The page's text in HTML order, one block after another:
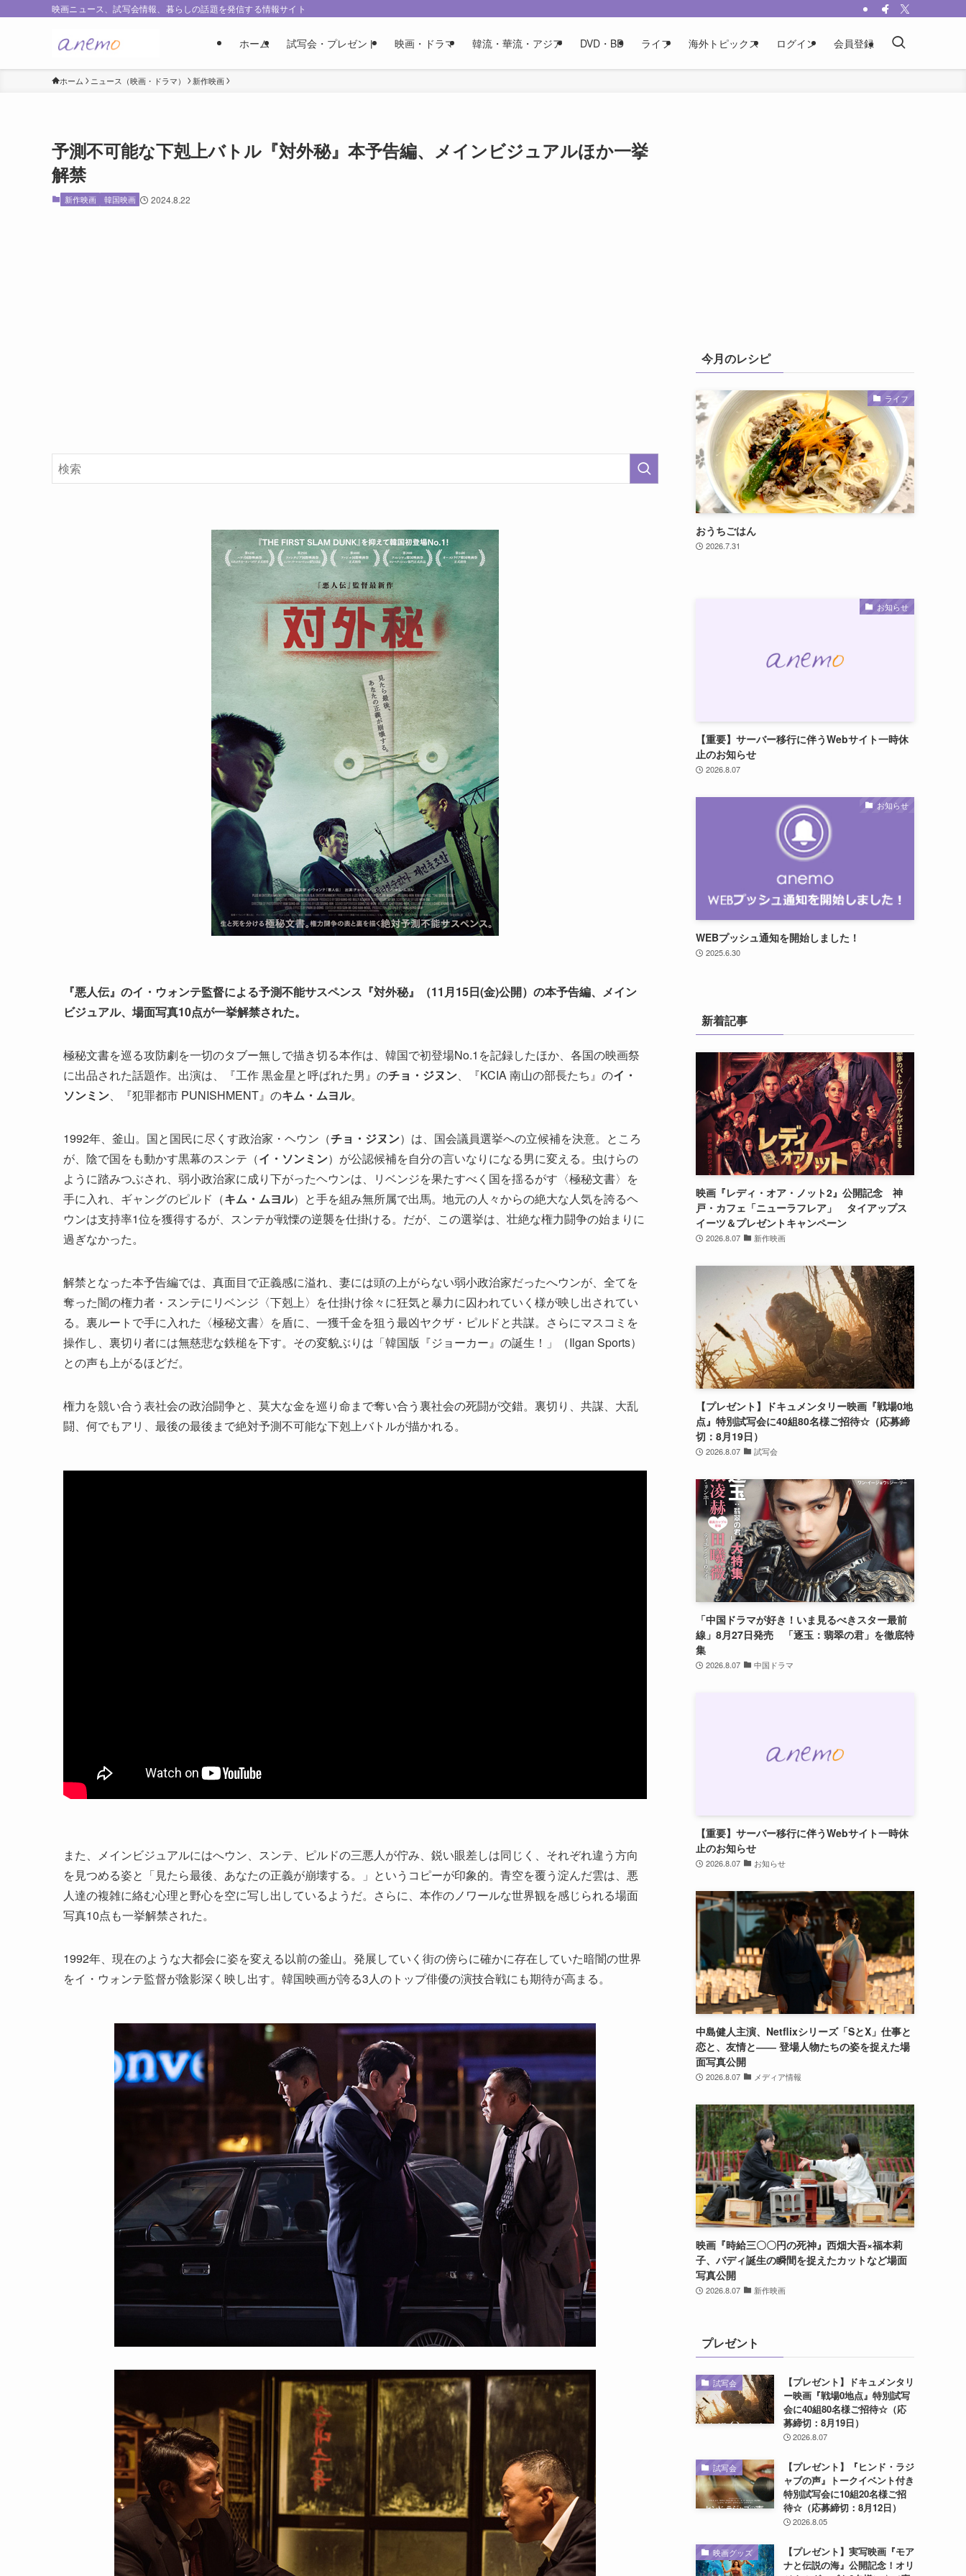
映画ニュース、試写会情報、暮らしの話題を発信する情報サイト
ホーム 試写会・プレゼント 映画・ドラマ 韓流・華流・アジア DVD・BD ライフ 海外トピックス ログイン 会員登録
ホーム ニュース（映画・ドラマ） 新作映画
予測不可能な下剋上バトル『対外秘』本予告編、メインビジュアルほか一挙
解禁
新作映画 韓国映画 2024.8.22
『悪人伝』のイ・ウォンテ監督による予測不能サスペンス『対外秘』（11月15日(金)公開）の本予告編、メイン
ビジュアル、場面写真10点が一挙解禁された。
極秘文書を巡る攻防劇を一切のタブー無しで描き切る本作は、韓国で初登場No.1を記録したほか、各国の映画祭
に出品された話題作。出演は、『工作 黒金星と呼ばれた男』のチョ・ジヌン、『KCIA 南山の部長たち』のイ・
ソンミン、『犯罪都市 PUNISHMENT』のキム・ムヨル。
1992年、釜山。国と国民に尽くす政治家・ヘウン（チョ・ジヌン）は、国会議員選挙への立候補を決意。ところ
が、陰で国をも動かす黒幕のスンテ（イ・ソンミン）が公認候補を自分の言いなりになる男に変える。虫けらの
ように踏みつぶされ、弱小政治家に成り下がったヘウンは、リベンジを果たすべく国を揺るがす〈極秘文書〉を
手に入れ、ギャングのピルド（キム・ムヨル）と手を組み無所属で出馬。地元の人々からの絶大な人気を誇るヘ
ウンは支持率1位を獲得するが、スンテが戦慄の逆襲を仕掛ける。だが、この選挙は、壮絶な権力闘争の始まりに
過ぎなかった。
解禁となった本予告編では、真面目で正義感に溢れ、妻には頭の上がらない弱小政治家だったへウンが、全てを
奪った闇の権力者・スンテにリベンジ〈下剋上〉を仕掛け徐々に狂気と暴力に囚われていく様が映し出されてい
る。裏ルートで手に入れた〈極秘文書〉を盾に、一獲千金を狙う最凶ヤクザ・ピルドと共謀。さらにマスコミを
操作し、裏切り者には無慈悲な鉄槌を下す。その変貌ぶりは「韓国版『ジョーカー』の誕生！」（Ilgan Sports）
との声も上がるほどだ。
権力を競い合う表社会の政治闘争と、莫大な金を巡り命まで奪い合う裏社会の死闘が交錯。裏切り、共謀、大乱
闘、何でもアリ、最後の最後まで絶対予測不可能な下剋上バトルが描かれる。
また、メインビジュアルにはへウン、スンテ、ピルドの三悪人が佇み、鋭い眼差しは同じく、それぞれ違う方向
を見つめる姿と「見たら最後、あなたの正義が崩壊する。」というコピーが印象的。青空を覆う淀んだ雲は、悪
人達の複雑に絡む心理と野心を空に写し出しているようだ。さらに、本作のノワールな世界観を感じられる場面
写真10点も一挙解禁された。
1992年、現在のような大都会に姿を変える以前の釜山。発展していく街の傍らに確かに存在していた暗闇の世界
をイ・ウォンテ監督が陰影深く映し出す。韓国映画が誇る3人のトップ俳優の演技合戦にも期待が高まる。
今月のレシピ
ライフ
おうちごはん
2026.7.31
お知らせ
【重要】サーバー移行に伴うWebサイト一時休
止のお知らせ
2026.8.07
お知らせ
WEBプッシュ通知を開始しました！
2025.6.30
新着記事
映画『レディ・オア・ノット2』公開記念 神
戸・カフェ「ニューラフレア」 タイアップス
イーツ＆プレゼントキャンペーン
2026.8.07 新作映画
【プレゼント】ドキュメンタリー映画『戦場0地
点』特別試写会に40組80名様ご招待☆（応募締
切：8月19日）
2026.8.07 試写会
「中国ドラマが好き！いま見るべきスター最前
線」8月27日発売 「逐玉：翡翠の君」を徹底特
集
2026.8.07 中国ドラマ
【重要】サーバー移行に伴うWebサイト一時休
止のお知らせ
2026.8.07 お知らせ
中島健人主演、Netflixシリーズ「SとX」仕事と
恋と、友情と―― 登場人物たちの姿を捉えた場
面写真公開
2026.8.07 メディア情報
映画『時給三〇〇円の死神』西畑大吾×福本莉
子、バディ誕生の瞬間を捉えたカットなど場面
写真公開
2026.8.07 新作映画
プレゼント
試写会
【プレゼント】ドキュメンタリ
ー映画『戦場0地点』特別試写
会に40組80名様ご招待☆（応
募締切：8月19日）
2026.8.07
試写会
【プレゼント】『ヒンド・ラジ
ャブの声』トークイベント付き
特別試写会に10組20名様ご招
待☆（応募締切：8月12日）
2026.8.05
映画グッズ
【プレゼント】実写映画『モア
ナと伝説の海』公開記念！オリ